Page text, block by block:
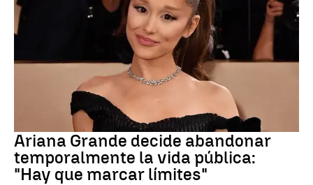
Ariana Grande decide abandonar
temporalmente la vida pública:
"Hay que marcar límites"